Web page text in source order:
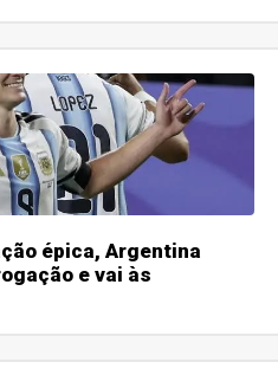
épica, Argentina
e vai às